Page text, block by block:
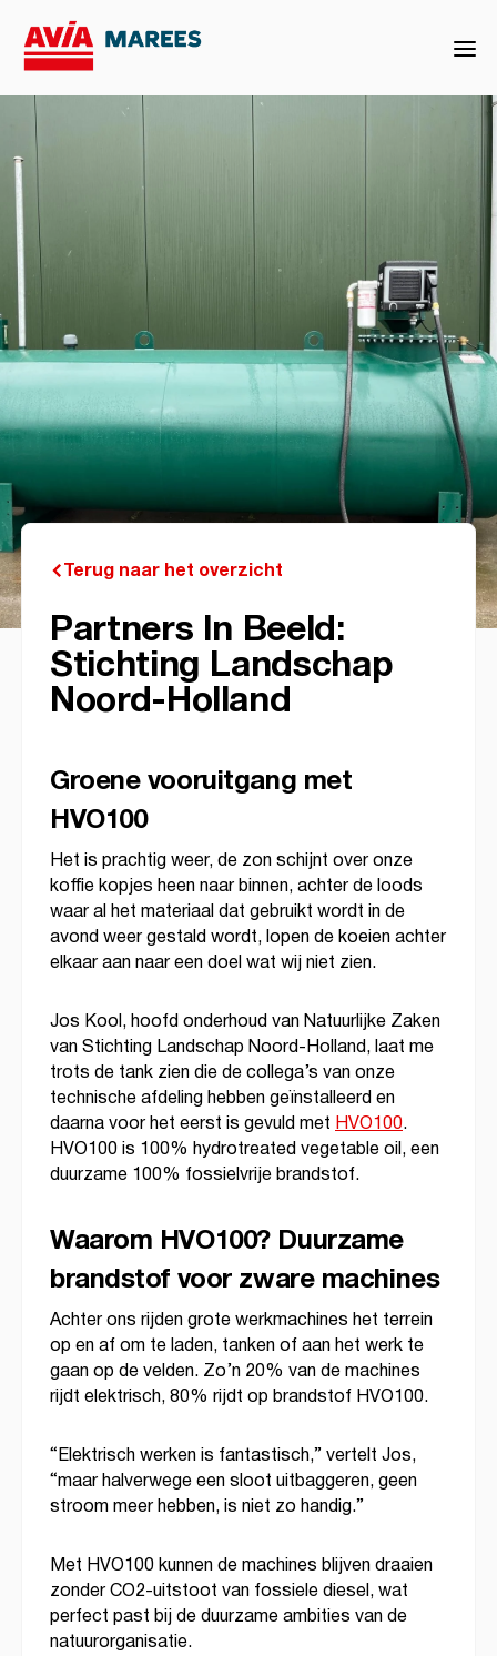
Terug naar het overzicht
Partners In Beeld:
Stichting Landschap
Noord-Holland
Groene vooruitgang met
HVO100
Het is prachtig weer, de zon schijnt over onze
koffie kopjes heen naar binnen, achter de loods
waar al het materiaal dat gebruikt wordt in de
avond weer gestald wordt, lopen de koeien achter
elkaar aan naar een doel wat wij niet zien.
Jos Kool, hoofd onderhoud van Natuurlijke Zaken
van Stichting Landschap Noord-Holland, laat me
trots de tank zien die de collega’s van onze
technische afdeling hebben geïnstalleerd en
daarna voor het eerst is gevuld met HVO100.
HVO100 is 100% hydrotreated vegetable oil, een
duurzame 100% fossielvrije brandstof.
Waarom HVO100? Duurzame
brandstof voor zware machines
Achter ons rijden grote werkmachines het terrein
op en af om te laden, tanken of aan het werk te
gaan op de velden. Zo’n 20% van de machines
rijdt elektrisch, 80% rijdt op brandstof HVO100.
“Elektrisch werken is fantastisch,” vertelt Jos,
“maar halverwege een sloot uitbaggeren, geen
stroom meer hebben, is niet zo handig.”
Met HVO100 kunnen de machines blijven draaien
zonder CO2-uitstoot van fossiele diesel, wat
perfect past bij de duurzame ambities van de
natuurorganisatie.